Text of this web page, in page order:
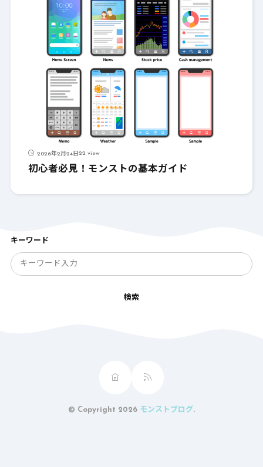
2026年2月24日22 view
初心者必見！モンストの基本ガイド
キーワード
検索
© Copyright 2026 モンストブログ .